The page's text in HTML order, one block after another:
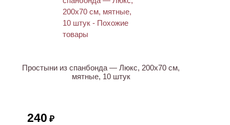
Простыни из спанбонда — Люкс, 200х70 см,
мятные, 10 штук
240 ₽